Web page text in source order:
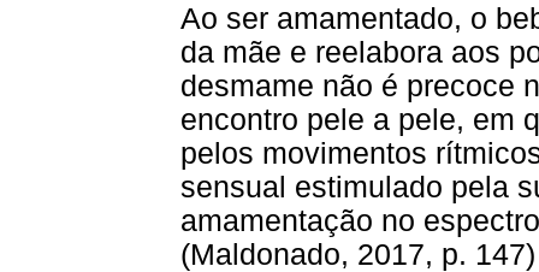
Ao ser amamentado, o
da mãe e reelabora aos
desmame não é precoce
encontro pele a pele, em
pelos movimentos
sensual estimulado pela
amamentação no
(Maldonado, 2017, p. 147)